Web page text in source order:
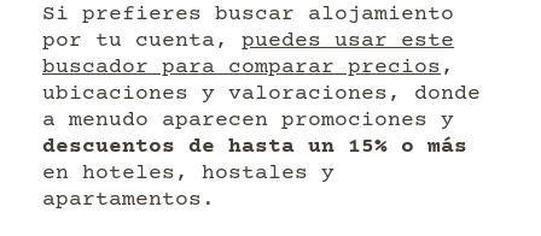
Si prefieres buscar alojamiento
por tu cuenta, puedes usar este
buscador para comparar precios ,
ubicaciones y valoraciones, donde
a menudo aparecen promociones y
descuentos de hasta un 15% o más
en hoteles, hostales y
apartamentos.